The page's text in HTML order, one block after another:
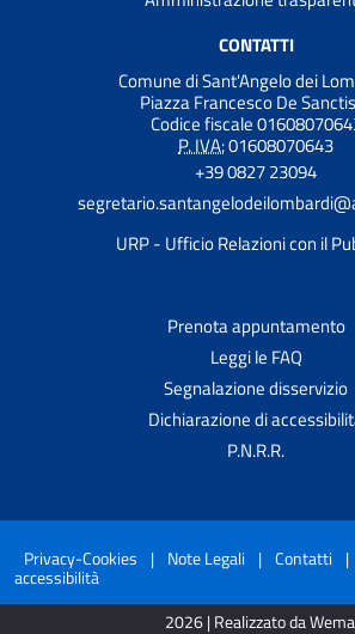
CONTATTI
Comune di Sant'Angelo dei
Piazza Francesco De
Codice fiscale
P. IVA:01608070643
+39 0827 23094
URP - Ufficio Relazioni con il
Prenota appuntamento
Leggi le FAQ
Segnalazione disservizio
Dichiarazione di
P.N.R.R.
Privacy-Cookies | Note Legali | Contatti |
accessibilità
2026 | Realizzato da